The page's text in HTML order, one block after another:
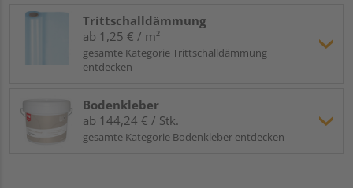
Trittschalldämmung
ab 1,25 € / m²
gesamte Kategorie Trittschalldämmung
entdecken
Bodenkleber
ab 144,24 € / Stk.
gesamte Kategorie Bodenkleber entdecken